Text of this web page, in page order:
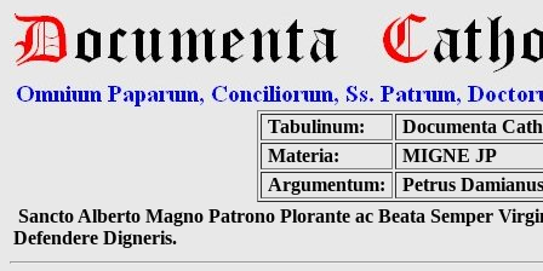
Tabulinum:
Documenta
Materia:
MIGNE JP
Argumentum:
Petrus
Sancto Alberto Magno Patrono Plorante ac Beata Semper
Defendere Digneris.